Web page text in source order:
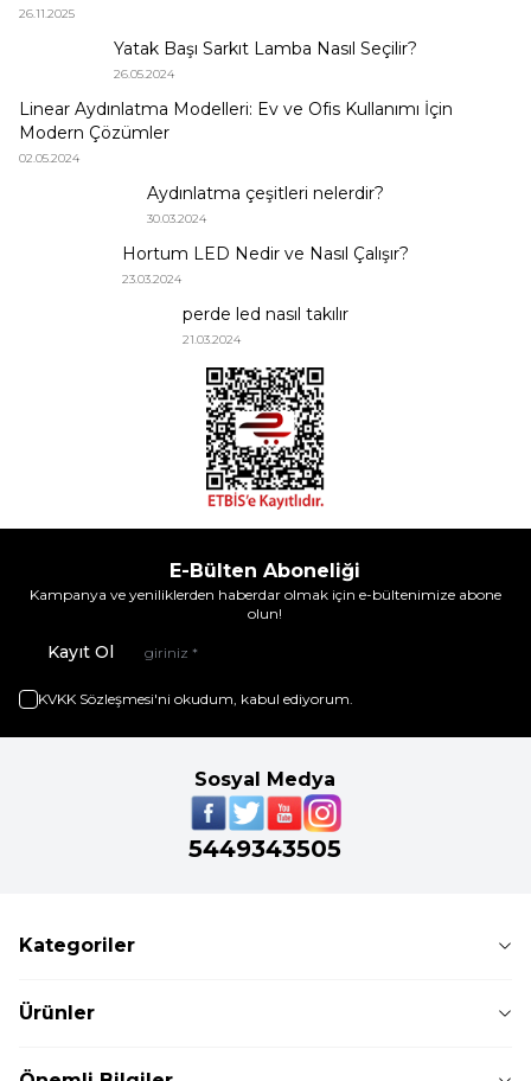
26.11.2025
Yatak Başı Sarkıt Lamba Nasıl Seçilir?
26.05.2024
Linear Aydınlatma Modelleri: Ev ve Ofis Kullanımı İçin
Modern Çözümler
02.05.2024
Aydınlatma çeşitleri nelerdir?
30.03.2024
Hortum LED Nedir ve Nasıl Çalışır?
23.03.2024
perde led nasıl takılır
21.03.2024
E-Bülten Aboneliği
Kampanya ve yeniliklerden haberdar olmak için e-bültenimize abone
olun!
Kayıt Ol
KVKK Sözleşmesi'ni okudum, kabul ediyorum.
Sosyal Medya
5449343505
Kategoriler
Ürünler